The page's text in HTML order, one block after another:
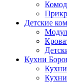
Детские
Кухни